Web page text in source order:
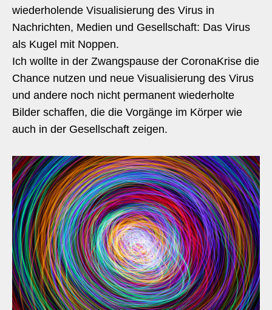
wiederholende Visualisierung des Virus in
Nachrichten, Medien und Gesellschaft: Das Virus
als Kugel mit Noppen.
Ich wollte in der Zwangspause der CoronaKrise die
Chance nutzen und neue Visualisierung des Virus
und andere noch nicht permanent wiederholte
Bilder schaffen, die die Vorgänge im Körper wie
auch in der Gesellschaft zeigen.